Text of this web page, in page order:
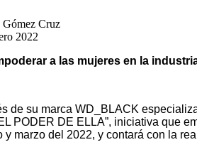
Gómez Cruz
2022
a las mujeres en la
de su marca WD_BLACK
PODER DE ELLA”, iniciativa que
y marzo del 2022, y contará con la